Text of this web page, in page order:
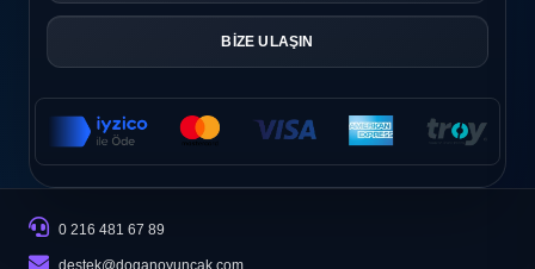
BİZE ULAŞIN
0 216 481 67 89
destek@doganoyuncak.com